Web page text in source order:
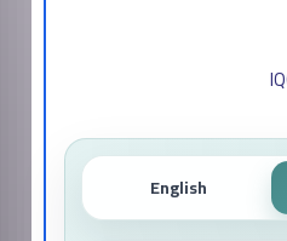
English